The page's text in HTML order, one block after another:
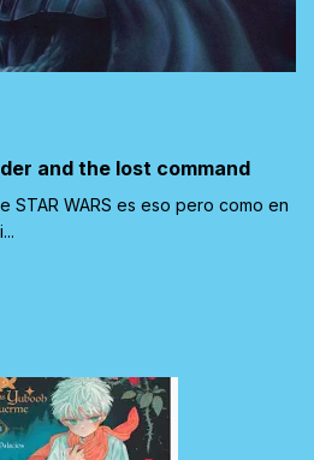
and the lost command
STAR WARS es eso pero como en